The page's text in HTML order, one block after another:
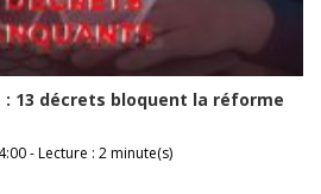
13 décrets bloquent la réforme
- Lecture : 2 minute(s)